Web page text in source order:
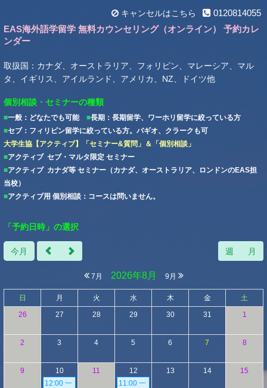
キャンセルはこちら
0120814055
EAS海外語学留学 無料カウンセリング（オンライン） 予約カレ
ンダー
取扱国：カナダ、オーストラリア、フォリピン、マレーシア、マル
タ、イギリス、アイルランド、アメリカ、NZ、ドイツ他
個別相談・セミナーの種類
■一般：どなたでも可能 ■長期：長期留学、ワーホリ留学に絞っている方
■セブ：フィリピン留学に絞っている方。バギオ、クラークも可
大学生協【アクティブ】「セミナー&質問」＆「個別相談」
■アクティブ セブ・マルタ限定 セミナー
■アクティブ カナダ等 セミナー（カナダ、オーストラリア、ロンドンのEAS担
当校）
■アクティブ用 個別相談：コースは問いません。
「予約日時」の選択
今月
7月 2026年8月 9月
週 月
日 月 火 水 木 金
土
26
27 28 29 30 31 1
2 3 4 5 6 7 8
9
10
12:00 一
11
12
11:00 一
13 14 15